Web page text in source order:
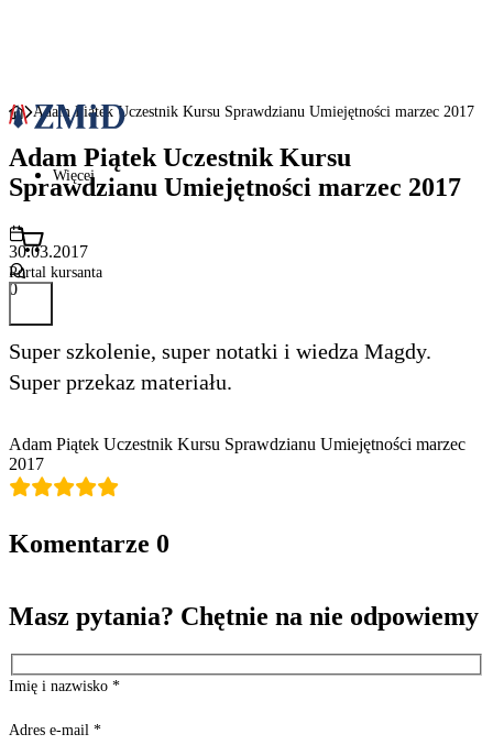
Więcej
Portal kursanta
Adam Piątek Uczestnik Kursu Sprawdzianu Umiejętności marzec 2017
Adam Piątek Uczestnik Kursu
Sprawdzianu Umiejętności marzec 2017
30.03.2017
0
Super szkolenie, super notatki i wiedza Magdy.
Super przekaz materiału.
Adam Piątek Uczestnik Kursu Sprawdzianu Umiejętności marzec
2017
Komentarze 0
Masz pytania? Chętnie na nie odpowiemy
Imię i nazwisko *
Adres e-mail *